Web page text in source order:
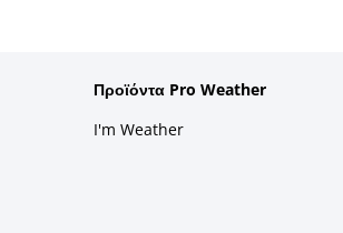
Προϊόντα Pro Weather
I'm Weather